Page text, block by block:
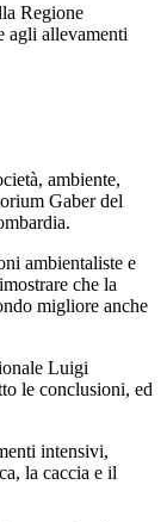
Regione
agli allevamenti
ambiente,
Gaber del
ambientaliste e
che la
migliore anche
Luigi
le conclusioni, ed
intensivi,
la caccia e il